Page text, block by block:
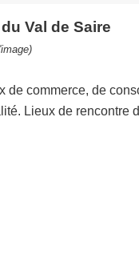
Val de Saire
de commerce, de
Lieux de rencontre